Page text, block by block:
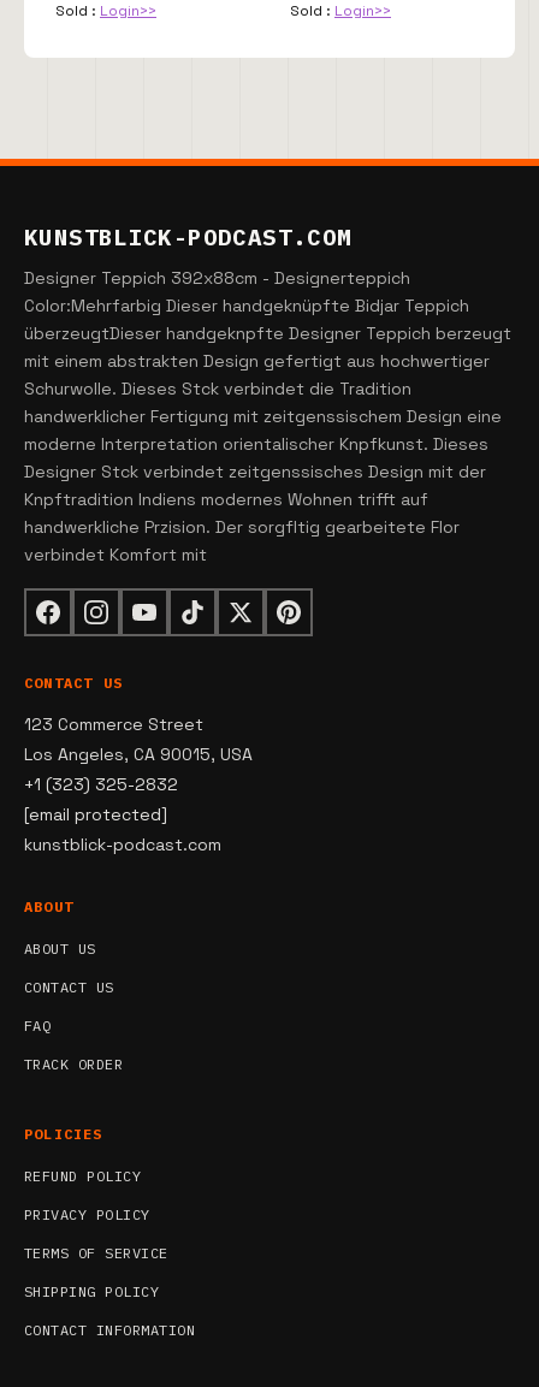
Sold : Login>>
Sold : Login>>
KUNSTBLICK-PODCAST.COM
Designer Teppich 392x88cm - Designerteppich
Color:Mehrfarbig Dieser handgeknüpfte Bidjar Teppich
überzeugtDieser handgeknpfte Designer Teppich berzeugt
mit einem abstrakten Design gefertigt aus hochwertiger
Schurwolle. Dieses Stck verbindet die Tradition
handwerklicher Fertigung mit zeitgenssischem Design eine
moderne Interpretation orientalischer Knpfkunst. Dieses
Designer Stck verbindet zeitgenssisches Design mit der
Knpftradition Indiens modernes Wohnen trifft auf
handwerkliche Przision. Der sorgfltig gearbeitete Flor
verbindet Komfort mit
CONTACT US
123 Commerce Street
Los Angeles, CA 90015, USA
+1 (323) 325-2832
[email protected]
kunstblick-podcast.com
ABOUT
ABOUT US
CONTACT US
FAQ
TRACK ORDER
POLICIES
REFUND POLICY
PRIVACY POLICY
TERMS OF SERVICE
SHIPPING POLICY
CONTACT INFORMATION